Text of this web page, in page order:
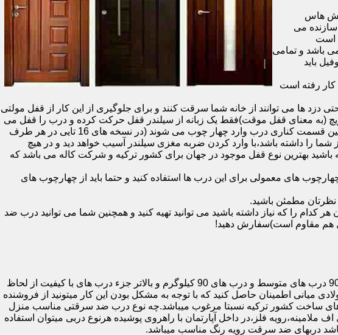
هاس
سازنده می
است
باشد و تمامی
باید
کار رفته است
دزد ها می توانند از خانه شما سرقت کنند و برای جلوگیری از این کار از قفل مولتی
کار می کند که با قفل یک سویچ (به معنای قفل موقت)فقط یک زبانه از سیلندر قفل حرکت کرده و درب را قفل می
کند و در دو با قفل سویچ (در قفل های 20 تایی )پنج زبانه از قسمت بالای درب،پانزده زبانه هم از قسمت بالا،وسط و پایین قسمت کناری درب وارد چهار چوب می شوند (در نسخه های 16 تایی در هر طرف
را داشته باشد،با وارد کردن ضربه مغزی سیلندر آسیب خواهد دید و در هیچ
باشید بهترین نوع قفل موجود در جهان برای کشور ترکیه و شرکت کاله می باشد که
های معمولی برای این درب ها استفاده کنید و حتما باید از چهارچوب های
مطمئن باشید.
را که نیاز داشته باشید می توانید تهیه کنید و همچنین شما می توانید درب ضد
هم مقاوم است)سفارش دهید!
اولین راه وزن درب هست که به صورت کلی درب های کمتر از 60 کیلوگرم جزء درب های بی کیفیت محسوب میشود،70 تا 90 درب های متوسط و درب های 90 کیلوگرم و بالاتر جزء درب های با کیفیت از لحاظ
میانی اطمینان حاصل کنید که با توجه به مشکل بودن این کار میتونید از فروشنده
های ساخت کشور ترکیه نسبتا مرغوب میباشد.چه نوع درب ضد سرقتی مناسب منزل
پی وی سی،رویه ام دی اف ملامینه،رویه فلز،در داخل آپارتمان با راهروی پوشیده هرنوع دربی میتوان استفاده
دربهای ضد سرقت رویه رنگ مناسب میباشد.